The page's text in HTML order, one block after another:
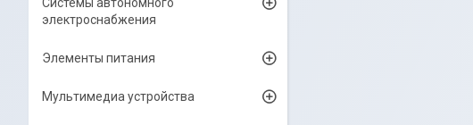
электроснабжения
Элементы питания
Мультимедиа устройства